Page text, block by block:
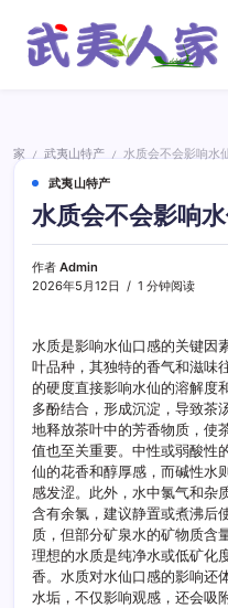
家
家 / 武夷山特产 /
水质会不会影响水
武夷山特产
水质会不会影响
作者 Admin
2026年5月12日
1 分钟阅读
水质是影响水仙口感的关键因
叶品种，其独特的香气和滋味
的硬度直接影响水仙的溶解度
多酚结合，形成沉淀，导致茶
地释放茶叶中的芳香物质，使
值也至关重要。中性或弱酸性
仙的花香和醇厚感，而碱性水
感发涩。此外，水中氯气和杂
含有余氯，建议静置或煮沸后
质，但部分矿泉水的矿物质含
理想的水质是纯净水或低矿化
香。水质对水仙口感的影响还
水垢，不仅影响观感，还会吸